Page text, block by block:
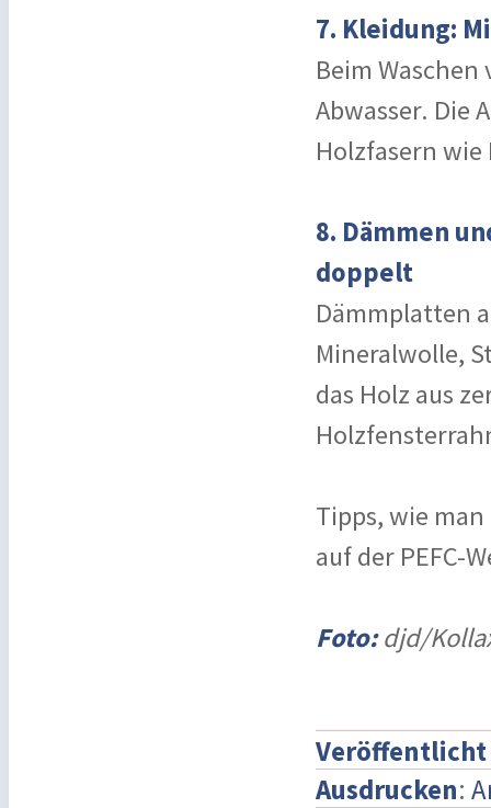
7. Kleidung:
Beim
Abwasser. Die
Holzfasern wie
8. Dämmen
doppelt
Dämmplatten
Mineralwolle,
das Holz aus
Tipps, wie
auf der PEFC-
Foto:djd/
Veröffentlicht
Ausdrucken: